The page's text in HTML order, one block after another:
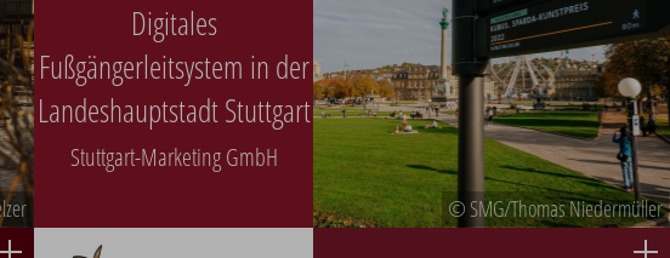
© SMG/Thomas Niedermüller
Digitales
Fußgängerleitsystem in der
Landeshauptstadt Stuttgart
Stuttgart-Marketing GmbH